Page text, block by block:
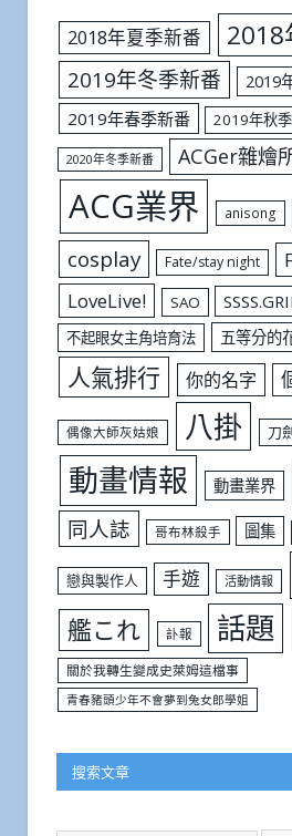
2018年夏季新番 2018
2019年冬季新番
2019
2019年春季新番
2019年秋
2020年冬季新番 ACGer雜燴
ACG業界 anisong
cosplay Fate/stay night
LoveLive! SAO
不起眼女主角培育法 五等分的
人氣排行 你的名字
偶像大師灰姑娘 八掛 刀
動畫情報 動畫業界
同人誌 哥布林殺手 圖集
戀與製作人 手遊 活動情報
艦これ 訃報 話題
關於我轉生變成史萊姆這檔事
青春豬頭少年不會夢到兔女郎學姐
搜索文章